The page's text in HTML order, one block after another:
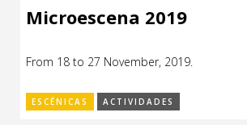
Microescena 2019
From 18 to 27 November, 2019.
ESCÉNICAS ACTIVIDADES